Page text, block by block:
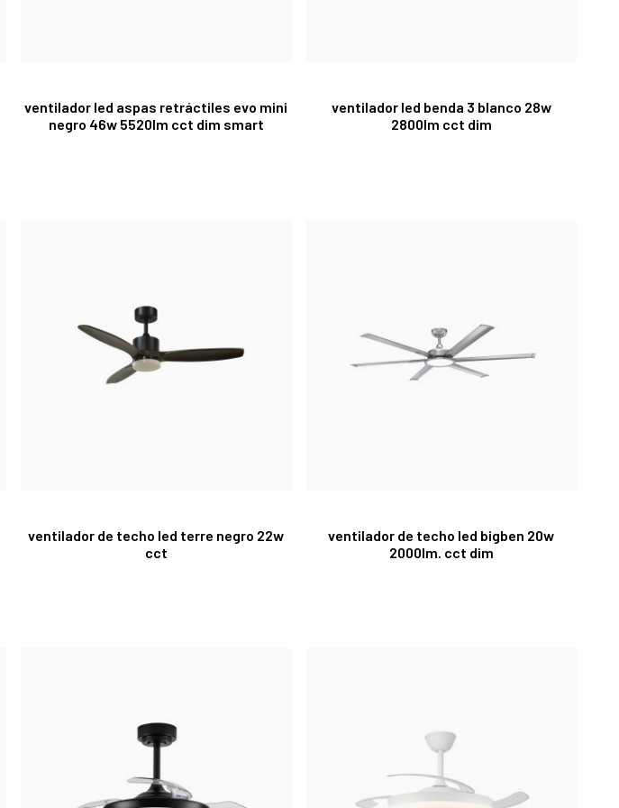
ventilador led aspas retráctiles evo mini
negro 46w 5520lm cct dim smart
ventilador led benda 3 blanco 28w
2800lm cct dim
ventilador de techo led terre negro 22w
cct
ventilador de techo led bigben 20w
2000lm. cct dim